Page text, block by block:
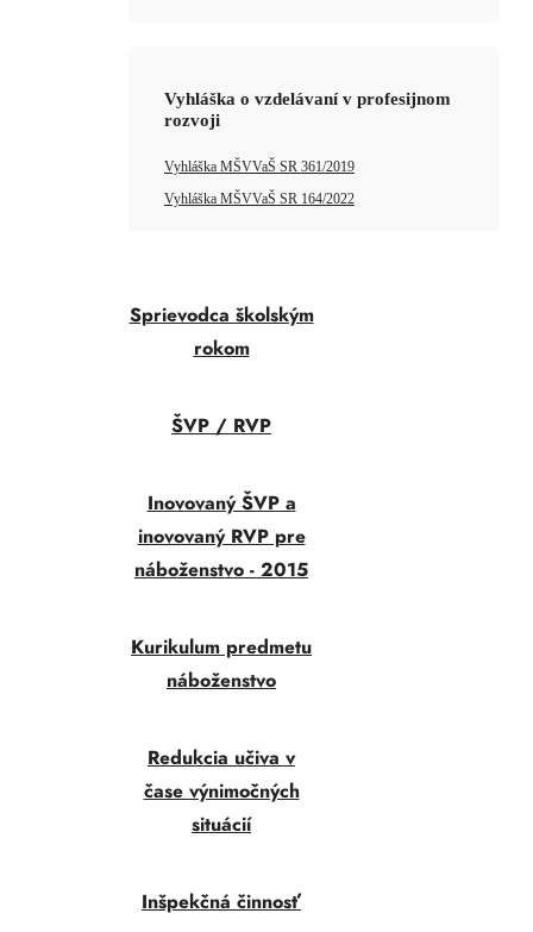
Vyhláška o vzdelávaní v profesijnom
rozvoji
Vyhláška MŠVVaŠ SR 361/2019
Vyhláška MŠVVaŠ SR 164/2022
Sprievodca školským
rokom
ŠVP / RVP
Inovovaný ŠVP a
inovovaný RVP pre
náboženstvo - 2015
Kurikulum predmetu
náboženstvo
Redukcia učiva v
čase výnimočných
situácií
Inšpekčná činnosť